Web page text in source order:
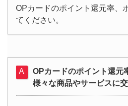
OPカードのポイント還元率、
てください。
OPカードのポイント還元
様々な商品やサービスに